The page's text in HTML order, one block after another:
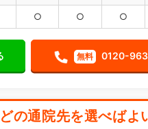
○ ○ ○
無料 0120-
どの通院先を選べばよ